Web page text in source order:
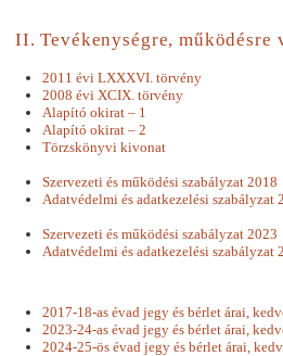
II. Tevékenységre, működésre
2011 évi LXXXVI. törvény
2008 évi XCIX. törvény
Alapító okirat – 1
Alapító okirat – 2
Törzskönyvi kivonat
Szervezeti és működési szabályzat 2018
Adatvédelmi és adatkezelési szabályzat
Szervezeti és működési szabályzat 2023
Adatvédelmi és adatkezelési szabályzat
2017-18-as évad jegy és bérlet árai,
2023-24-as évad jegy és bérlet árai,
2024-25-ös évad jegy és bérlet árai,